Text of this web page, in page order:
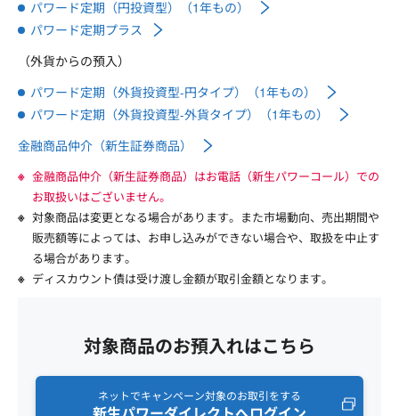
パワード定期（円投資型）（1年もの）
パワード定期プラス
（外貨からの預入）
パワード定期（外貨投資型-円タイプ）（1年もの）
パワード定期（外貨投資型-外貨タイプ）（1年もの）
金融商品仲介（新生証券商品）
金融商品仲介（新生証券商品）はお電話（新生パワーコール）での
お取扱いはございません。
対象商品は変更となる場合があります。また市場動向、売出期間や
販売額等によっては、お申し込みができない場合や、取扱を中止す
る場合があります。
ディスカウント債は受け渡し金額が取引金額となります。
対象商品のお預入れはこちら
ネットでキャンペーン対象のお取引をする